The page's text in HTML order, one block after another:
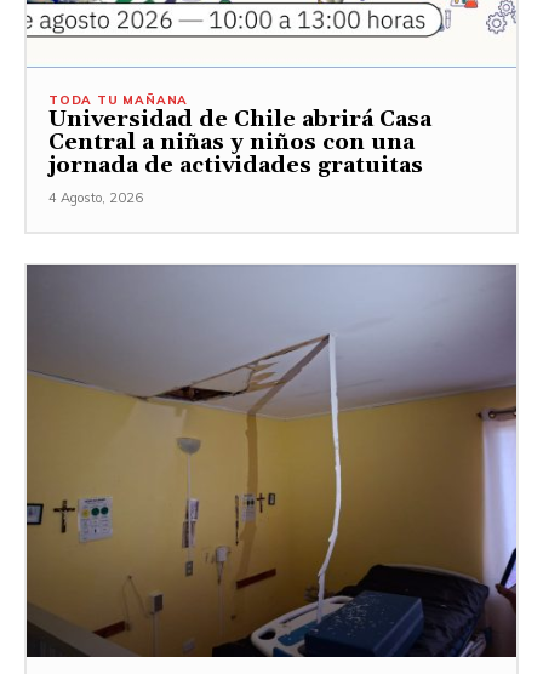
TODA TU MAÑANA
Universidad de Chile abrirá Casa
Central a niñas y niños con una
jornada de actividades gratuitas
4 Agosto, 2026